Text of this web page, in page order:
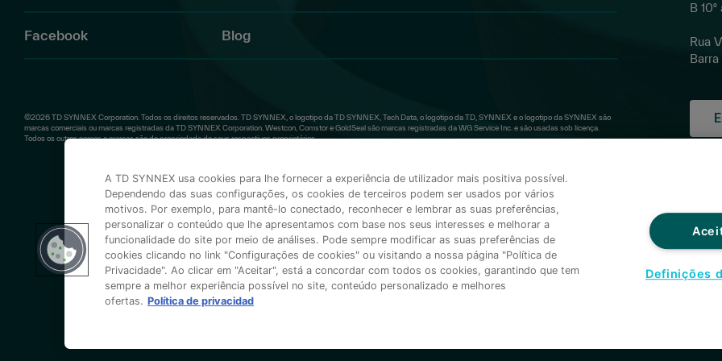
Facebook Blog
©2026 TD SYNNEX Corporation. Todos os direitos reservados. TD SYNNEX, o logotipo da TD SYNNEX, Tech Data, o logotipo da TD, SYNNEX e o logotipo da SYNNEX são
marcas comerciais ou marcas registradas da TD SYNNEX Corporation. Westcon, Comstor e GoldSeal são marcas registradas da WG Service Inc. e são usadas sob licença.
Todos os outros nomes e marcas são de propriedade de seus respectivos proprietários.
B
Rua
A TD SYNNEX usa cookies para lhe fornecer a experiência de utilizador mais positiva possível.
Dependendo das suas configurações, os cookies de terceiros podem ser usados por vários
motivos. Por exemplo, para mantê-lo conectado, reconhecer e lembrar as suas preferências,
personalizar o conteúdo que lhe apresentamos com base nos seus interesses e melhorar a
funcionalidade do site por meio de análises. Pode sempre modificar as suas preferências de
cookies clicando no link "Configurações de cookies" ou visitando a nossa página "Política de
Privacidade". Ao clicar em "Aceitar", está a concordar com todos os cookies, garantindo que tem
sempre a melhor experiência possível no site, conteúdo personalizado e melhores
ofertas. Política de privacidad
Definições